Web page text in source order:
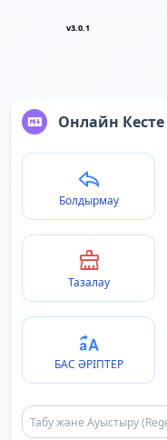
v3.0.1
Онлайн
Болдырмау
Тазалау
БАС ӘРІПТЕР